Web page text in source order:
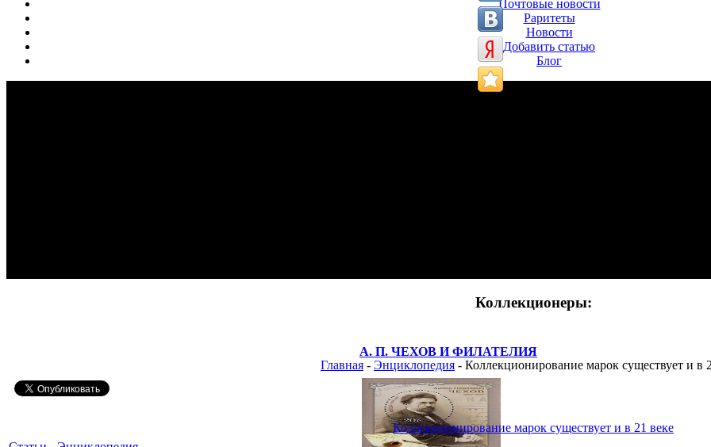
Почтовые новости
Раритеты
Новости
Добавить статью
Блог
Коллекционеры:
А. П. ЧЕХОВ И ФИЛАТЕЛИЯ
Главная - Энциклопедия - Коллекционирование марок существует и в
Коллекционирование марок существует и в 21 веке